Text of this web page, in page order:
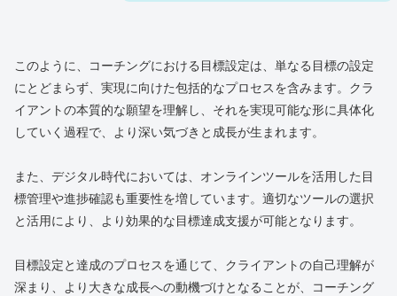
このように、コーチングにおける目標設定は、単なる目標の設定
にとどまらず、実現に向けた包括的なプロセスを含みます。クラ
イアントの本質的な願望を理解し、それを実現可能な形に具体化
していく過程で、より深い気づきと成長が生まれます。
また、デジタル時代においては、オンラインツールを活用した目
標管理や進捗確認も重要性を増しています。適切なツールの選択
と活用により、より効果的な目標達成支援が可能となります。
目標設定と達成のプロセスを通じて、クライアントの自己理解が
深まり、より大きな成長への動機づけとなることが、コーチング